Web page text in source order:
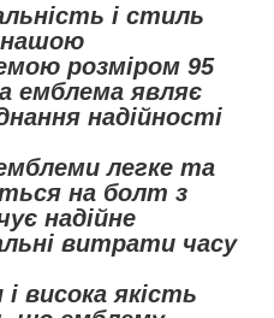
і стиль
нашою
розміром 95
емблема являє
надійності
легке та
на болт з
надійне
витрати часу
висока якість